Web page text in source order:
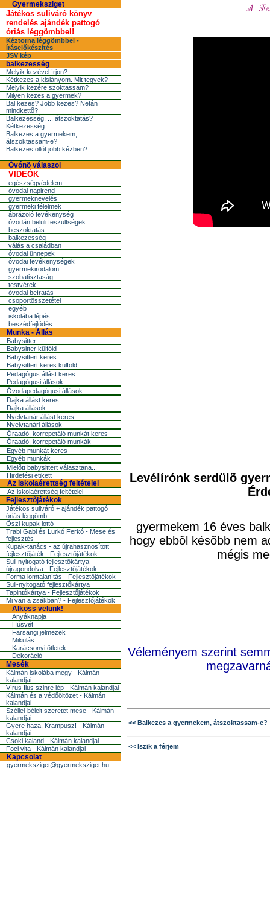
Gyermeksziget
Játékos suliváró könyv
rendelés ajándék pattogó
óriás léggömbbel!
Kéztorna léggömbbel -
íráselőkészítés
JSV kép
balkezesség
Melyik kezével írjon?
Kétkezes a kislányom. Mit tegyek?
Melyik kezére szoktassam?
Milyen kezes a gyermek?
Bal kezes? Jobb kezes? Netán
mindkettõ?
Balkezesség, ... átszoktatás?
Kétkezesség
Balkezes a gyermekem,
átszoktassam-e?
Balkezes ollót jobb kézben?
Óvónõ válaszol
VIDEÓK
egészségvédelem
óvodai napirend
gyermeknevelés
gyermeki félelmek
ábrázoló tevékenység
óvodán belüli feszültségek
beszoktatás
balkezesség
válás a családban
óvodai ünnepek
óvodai tevékenységek
gyermekirodalom
szobatisztaság
testvérek
óvodai beíratás
csoportösszetétel
egyéb
iskolába lépés
beszédfejlõdés
Munka - Állás
Babysitter
Babysitter külföld
Babysittert keres
Babysittert keres külföld
Pedagógus állást keres
Pedagógusi állások
Óvodapedagógusi állások
Dajka állást keres
Dajka állások
Nyelvtanár állást keres
Nyelvtanári állások
Óraadó, korrepetáló munkát keres
Óraadó, korrepetáló munkák
Egyéb munkát keres
Egyéb munkák
Mielõtt babysittert választana...
Hirdetési etikett
Az iskolaérettség feltételei
Az iskolaérettség feltételei
Fejlesztőjátékok
Játékos suliváró + ajándék pattogó
óriás léggömb
Őszi kupak lottó
Trabi Gabi és Lurkó Ferkó - Mese és
fejlesztés
Kupak-tanács - az újrahasznosított
fejlesztőjáték - Fejlesztőjátékok
Suli nyitogató fejlesztőkártya
újragondolva - Fejlesztőjátékok
Forma lomtalanítás - Fejlesztőjátékok
Suli-nyitogató fejlesztőkártya
Tapintókártya - Fejlesztőjátékok
Mi van a zsákban? - Fejlesztőjátékok
Alkoss velünk!
Anyáknapja
Húsvét
Farsangi jelmezek
Mikulás
Karácsonyi ötletek
Dekoráció
Mesék
Kálmán iskolába megy - Kálmán
kalandjai
Vírus Ilus szinre lép - Kálmán kalandjai
Kálmán és a védőöltözet - Kálmán
kalandjai
Széllel-bélelt szeretet mese - Kálmán
kalandjai
Gyere haza, Krampusz! - Kálmán
kalandjai
Csoki kaland - Kálmán kalandjai
Foci vita - Kálmán kalandjai
Kapcsolat
gyermeksziget@gyermeksziget.hu
Levélírónk serdülõ
gyermekem 16 éves
hogy ebbõl késõbb nem
mégis
Véleményem szerint
<< Balkezes a gyermekem, átszoktassam-e?
<< Iszik a férjem